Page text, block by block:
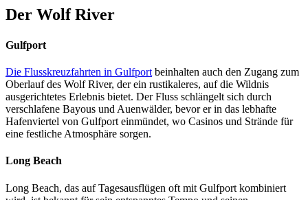
Der Wolf River
Gulfport
Die Flusskreuzfahrten in Gulfport beinhalten auch den Zugang zum
Oberlauf des Wolf River, der ein rustikaleres, auf die Wildnis
ausgerichtetes Erlebnis bietet. Der Fluss schlängelt sich durch
verschlafene Bayous und Auenwälder, bevor er in das lebhafte
Hafenviertel von Gulfport einmündet, wo Casinos und Strände für
eine festliche Atmosphäre sorgen.
Long Beach
Long Beach, das auf Tagesausflügen oft mit Gulfport kombiniert